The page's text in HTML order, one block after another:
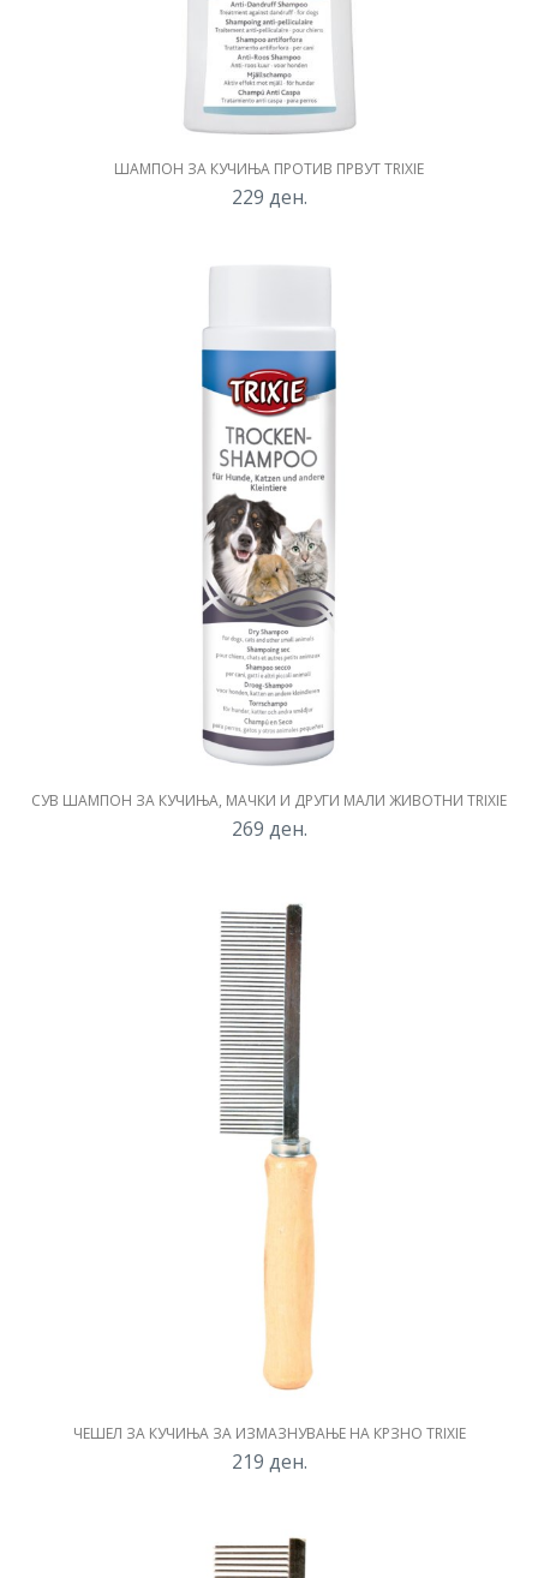
ШАМПОН ЗА КУЧИЊА ПРОТИВ ПРВУТ TRIXIE
229 ден.
СУВ ШАМПОН ЗА КУЧИЊА, МАЧКИ И ДРУГИ МАЛИ ЖИВОТНИ TRIXIE
269 ден.
ЧЕШЕЛ ЗА КУЧИЊА ЗА ИЗМАЗНУВАЊЕ НА КРЗНО TRIXIE
219 ден.